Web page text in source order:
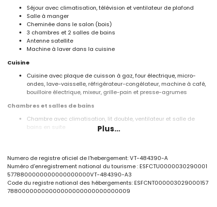
Séjour avec climatisation, télévision et ventilateur de plafond
Salle à manger
Cheminée dans le salon (bois)
3 chambres et 2 salles de bains
Antenne satellite
Machine à laver dans la cuisine
Cuisine
Cuisine avec plaque de cuisson à gaz, four électrique, micro-
ondes, lave-vaisselle, réfrigérateur-congélateur, machine à café,
bouilloire électrique, mixeur, grille-pain et presse-agrumes
Chambres et salles de bains
Chambre avec climatisation, lit double, ventilateur et salle de
bains en suite
baignoire/douche et toilettes
Salle de bains avec lavabo simple, douche et toilettes
Extérieur de cette maison de vacances
Terrain clôturé
Plus...
Numero de registre oficiel de l'hebergement: VT-484390-A
Numéro d'enregistrement national du tourisme : ESFCTU0000030290001
5778800000000000000000VT-484390-A3
Code du registre national des hébergements: ESFCNT000003029000157
78800000000000000000000000000009